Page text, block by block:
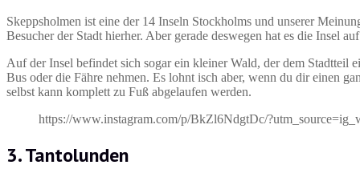
Skeppsholmen ist eine der 14 Inseln Stockholms und unserer
Besucher der Stadt hierher. Aber gerade deswegen hat es die Insel
Auf der Insel befindet sich sogar ein kleiner Wald, der dem Stadtteil
Bus oder die Fähre nehmen. Es lohnt isch aber, wenn du dir einen
selbst kann komplett zu Fuß abgelaufen werden.
https://www.instagram.com/p/BkZl6NdgtDc/
3. Tantolunden